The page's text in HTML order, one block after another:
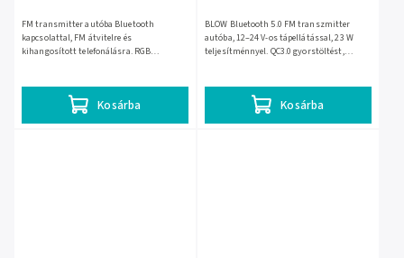
Kosárba
FM transmitter autóba Bluetooth
kapcsolattal, FM átvitelre és
kihangosított telefonálásra. RGB
Kosárba
BLOW Bluetooth 5.0 FM transzmitter
autóba, 12–24 V-os tápellátással, 23 W
teljesítménnyel. QC3.0 gyorstöltést,